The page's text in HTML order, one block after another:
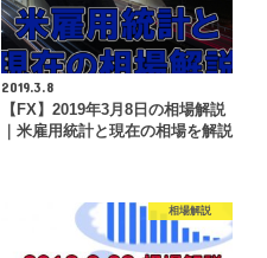
2019.3.8
【FX】2019年3月8日の相場解説
｜米雇用統計と現在の相場を解説
相場解説